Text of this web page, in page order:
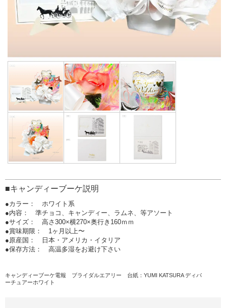
■キャンディーブーケ説明
●カラー： ホワイト系
●内容： 準チョコ、キャンディー、ラムネ、等アソート
●サイズ： 高さ300×横270×奥行き160ｍｍ
●賞味期限： 1ヶ月以上〜
●原産国： 日本・アメリカ・イタリア
●保存方法： 高温多湿をお避け下さい
キャンディーブーケ電報 ブライダルエアリー 台紙：YUMI KATSURA ディパ
ーチュアーホワイト